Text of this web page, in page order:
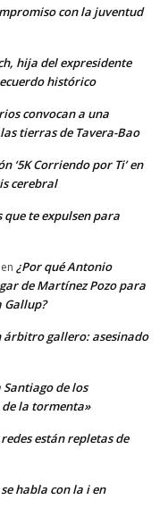
con la juventud
hija del expresidente
histórico
convocan a una
tierras de Tavera-Bao
‘5K Corriendo por Ti’ en
cerebral
que te expulsen para
en ¿Por qué Antonio
de Martínez Pozo para
Gallup?
árbitro gallero: asesinado
Santiago de los
la tormenta»
están repletas de
habla con la i en